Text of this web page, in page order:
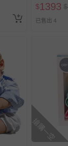
$1393 $
已售出 4
搶購一空